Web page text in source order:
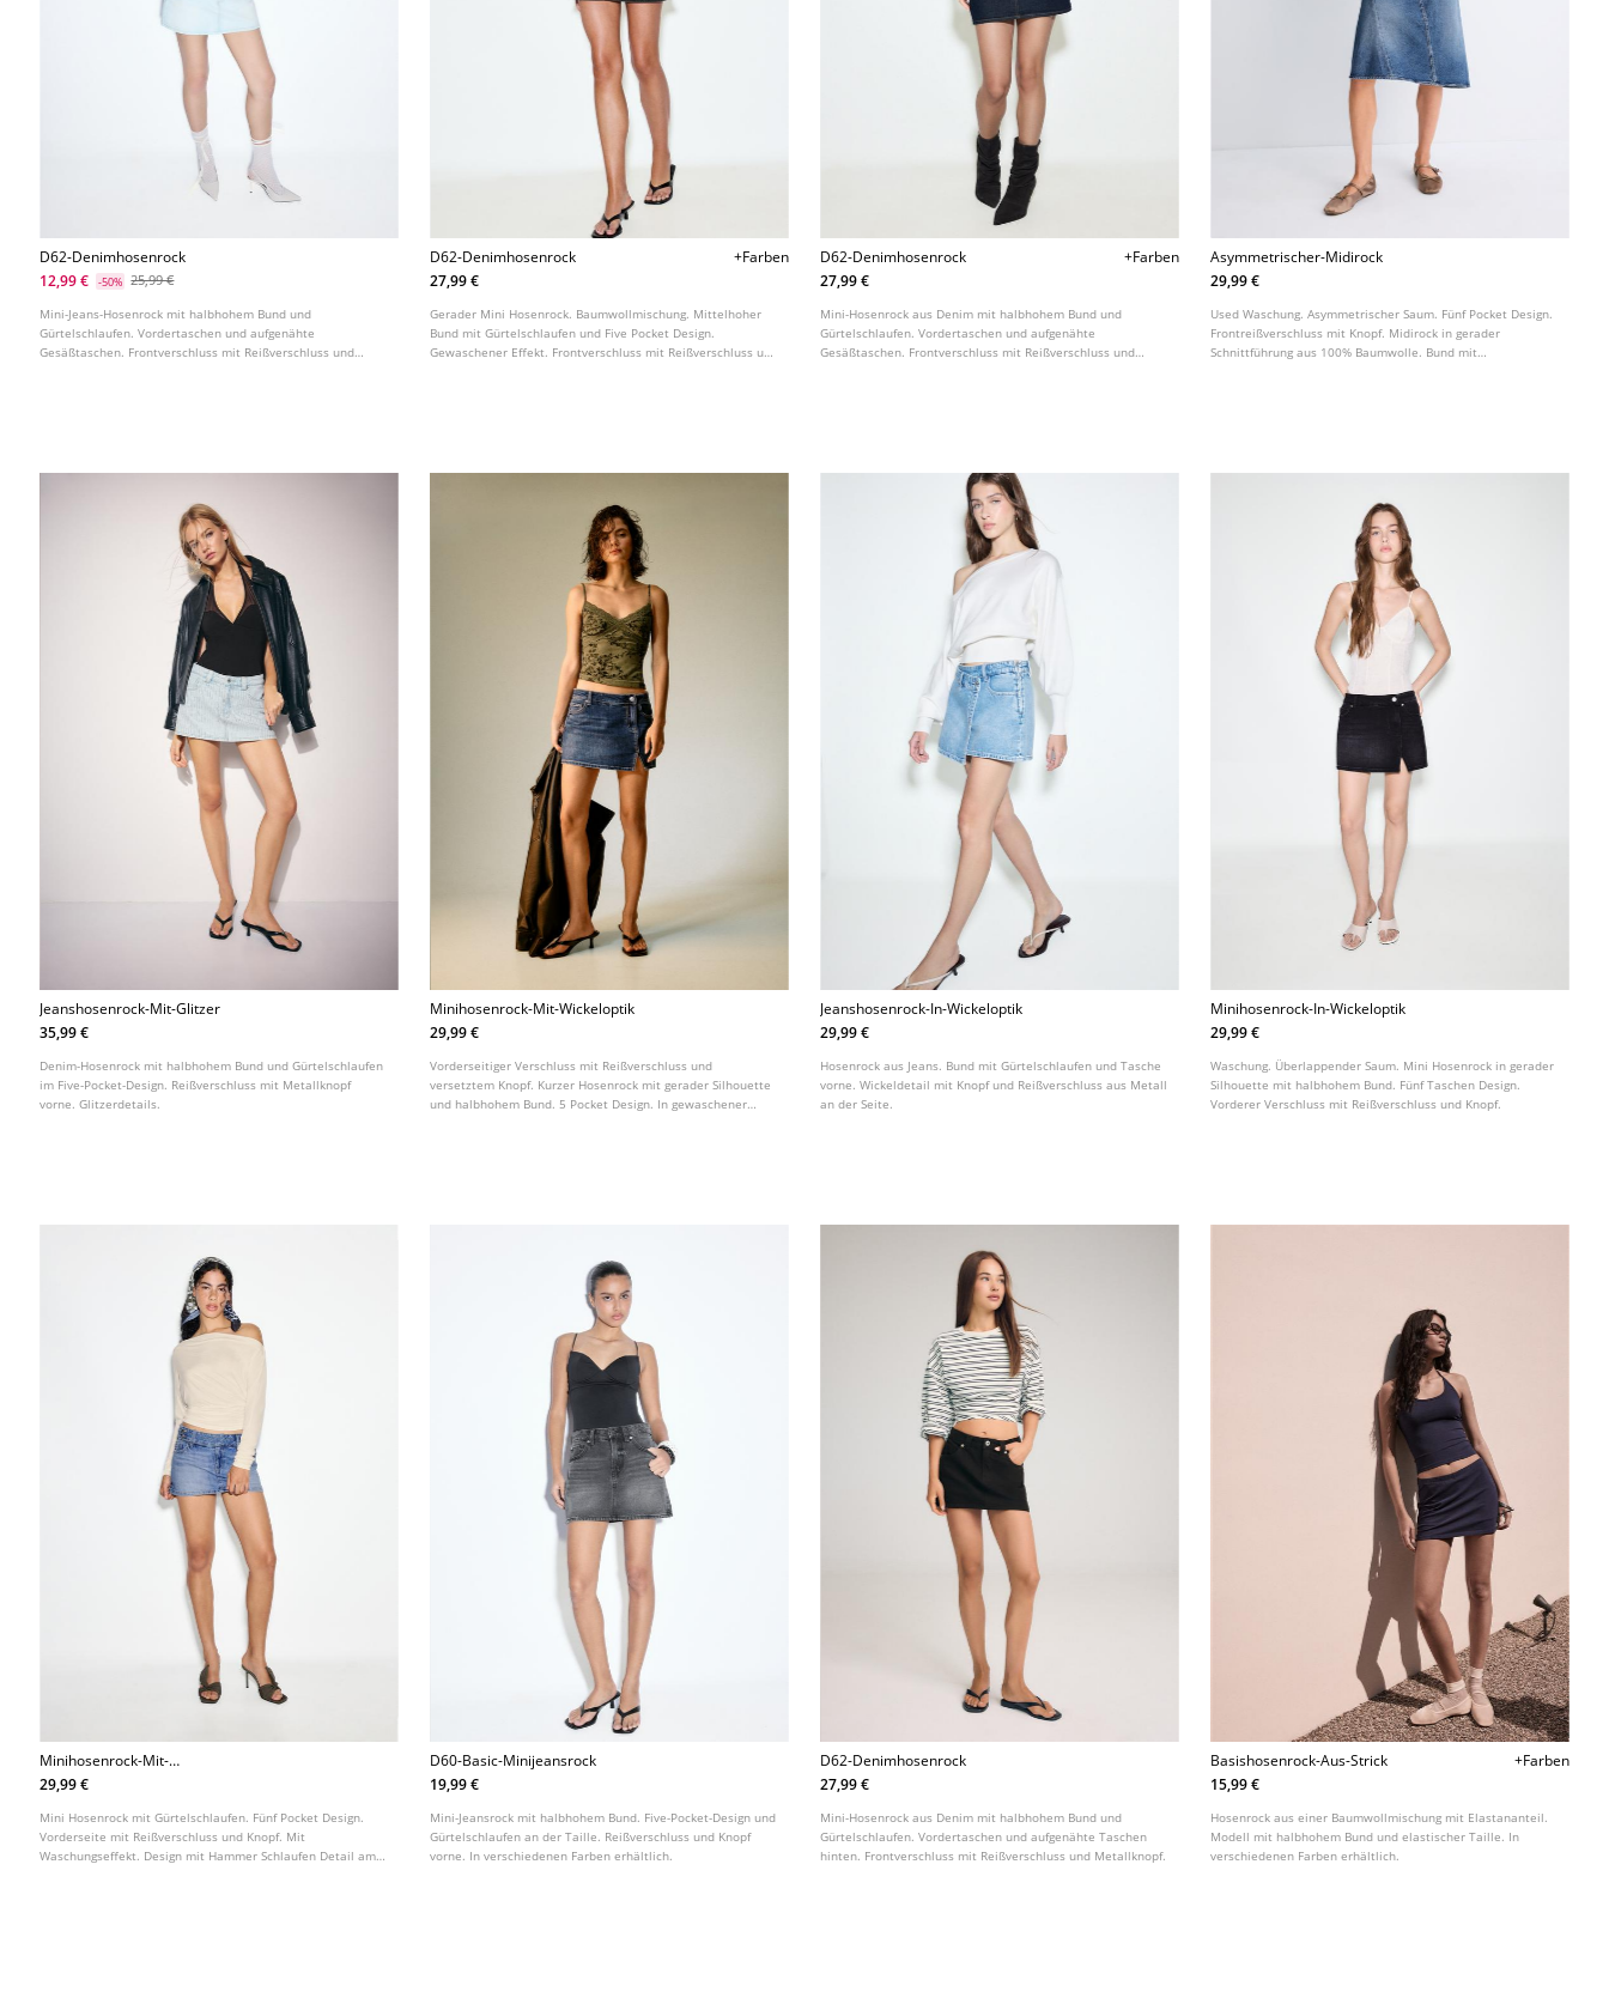
D62-Denimhosenrock
12,99 €
-50% 25,99 €
Mini-Jeans-Hosenrock mit halbhohem Bund und
Gürtelschlaufen. Vordertaschen und aufgenähte
Gesäßtaschen. Frontverschluss mit Reißverschluss und
D62-Denimhosenrock
+Farben
27,99 €
Gerader Mini Hosenrock. Baumwollmischung. Mittelhoher
Bund mit Gürtelschlaufen und Five Pocket Design.
Gewaschener Effekt. Frontverschluss mit Reißverschluss und
D62-Denimhosenrock
+Farben
27,99 €
Mini-Hosenrock aus Denim mit halbhohem Bund und
Gürtelschlaufen. Vordertaschen und aufgenähte
Gesäßtaschen. Frontverschluss mit Reißverschluss und
Asymmetrischer-Midirock
29,99 €
Used Waschung. Asymmetrischer Saum. Fünf Pocket Design.
Frontreißverschluss mit Knopf. Midirock in gerader
Schnittführung aus 100% Baumwolle. Bund mit
Jeanshosenrock-Mit-Glitzer
35,99 €
Denim-Hosenrock mit halbhohem Bund und Gürtelschlaufen
im Five-Pocket-Design. Reißverschluss mit Metallknopf
vorne. Glitzerdetails.
Minihosenrock-Mit-Wickeloptik
29,99 €
Vorderseitiger Verschluss mit Reißverschluss und
versetztem Knopf. Kurzer Hosenrock mit gerader Silhouette
und halbhohem Bund. 5 Pocket Design. In gewaschener
Jeanshosenrock-In-Wickeloptik
29,99 €
Hosenrock aus Jeans. Bund mit Gürtelschlaufen und Tasche
vorne. Wickeldetail mit Knopf und Reißverschluss aus Metall
an der Seite.
Minihosenrock-In-Wickeloptik
29,99 €
Waschung. Überlappender Saum. Mini Hosenrock in gerader
Silhouette mit halbhohem Bund. Fünf Taschen Design.
Vorderer Verschluss mit Reißverschluss und Knopf.
Minihosenrock-Mit-
Hammerschlaufendetail
29,99 €
Mini Hosenrock mit Gürtelschlaufen. Fünf Pocket Design.
Vorderseite mit Reißverschluss und Knopf. Mit
Waschungseffekt. Design mit Hammer Schlaufen Detail am
D60-Basic-Minijeansrock
19,99 €
Mini-Jeansrock mit halbhohem Bund. Five-Pocket-Design und
Gürtelschlaufen an der Taille. Reißverschluss und Knopf
vorne. In verschiedenen Farben erhältlich.
D62-Denimhosenrock
27,99 €
Mini-Hosenrock aus Denim mit halbhohem Bund und
Gürtelschlaufen. Vordertaschen und aufgenähte Taschen
hinten. Frontverschluss mit Reißverschluss und Metallknopf.
Basishosenrock-Aus-Strick
+Farben
15,99 €
Hosenrock aus einer Baumwollmischung mit Elastananteil.
Modell mit halbhohem Bund und elastischer Taille. In
verschiedenen Farben erhältlich.